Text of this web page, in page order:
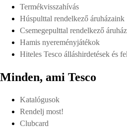
Termékvisszahívás
Húspulttal rendelkező áruházaink
Csemegepulttal rendelkező
Hamis nyereményjátékok
Hiteles Tesco álláshirdetések és
Minden, ami Tesco
Katalógusok
Rendelj most!
Clubcard